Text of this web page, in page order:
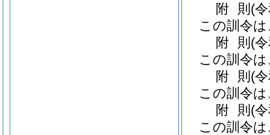
附 則 (
この訓令
附 則 (
この訓令
附 則 (
この訓令
附 則 (
この訓令